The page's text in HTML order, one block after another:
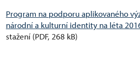
Program na podporu aplikovaného
národní a kulturní identity na léta
stažení (PDF, 268 kB)